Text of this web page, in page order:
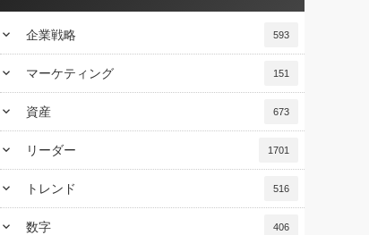
keyboard_arrow_down 企業戦略 593
keyboard_arrow_down マーケティング 151
keyboard_arrow_down 資産 673
keyboard_arrow_down リーダー 1701
keyboard_arrow_down トレンド 516
keyboard_arrow_down 数字 406